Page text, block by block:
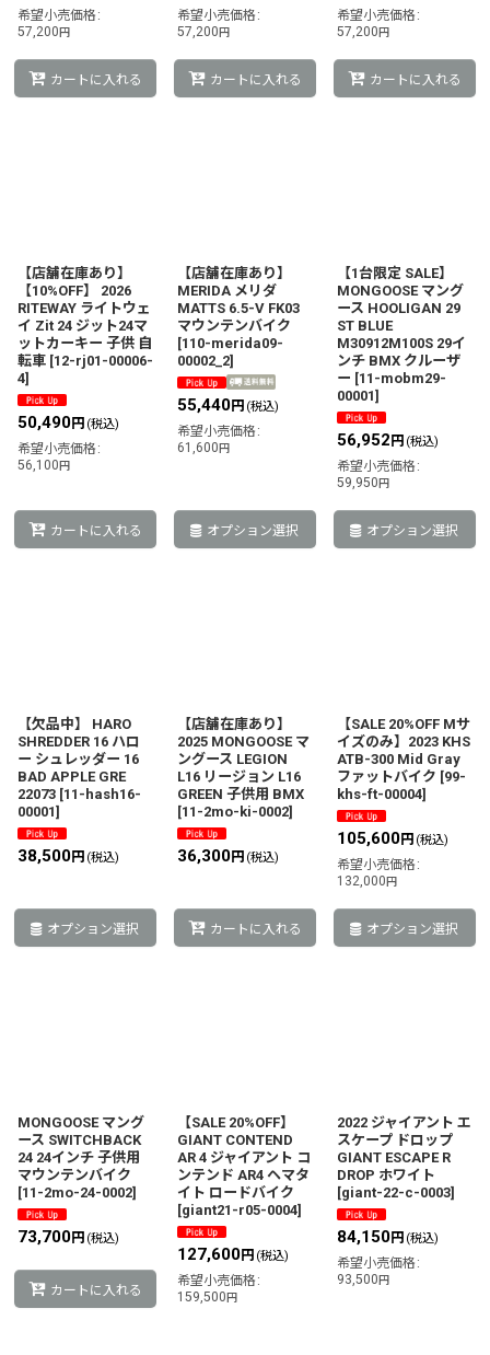
希望小売価格 :
57,200円
カートに入れる
希望小売価格 :
57,200円
カートに入れる
希望小売価格 :
57,200円
カートに入れる
【店舗在庫あり】
【10%OFF】 2026
RITEWAY ライトウェ
イ Zit 24 ジット24マ
ットカーキー 子供 自
転車 [12-rj01-00006-
4]
50,490円 (税込)
希望小売価格 :
56,100円
カートに入れる
【店舗在庫あり】
MERIDA メリダ
MATTS 6.5-V FK03
マウンテンバイク
[110-merida09-
00002_2]
55,440円 (税込)
希望小売価格 :
61,600円
オプション選択
【1台限定 SALE】
MONGOOSE マング
ース HOOLIGAN 29
ST BLUE
M30912M100S 29イ
ンチ BMX クルーザ
ー [11-mobm29-
00001]
56,952 円 (税込)
希望小売価格 :
59,950円
オプション選択
【欠品中】 HARO
SHREDDER 16 ハロ
ー シュレッダー 16
BAD APPLE GRE
22073 [11-hash16-
00001]
38,500円 (税込)
オプション選択
【店舗在庫あり】
2025 MONGOOSE マ
ングース LEGION
L16 リージョン L16
GREEN 子供用 BMX
[11-2mo-ki-0002]
36,300円 (税込)
カートに入れる
【SALE 20%OFF Mサ
イズのみ】2023 KHS
ATB-300 Mid Gray
ファットバイク [99-
khs-ft-00004]
105,600円 (税込)
希望小売価格 :
132,000円
オプション選択
MONGOOSE マング
ース SWITCHBACK
24 24インチ 子供用
マウンテンバイク
[11-2mo-24-0002]
73,700円 (税込)
カートに入れる
【SALE 20%OFF】
GIANT CONTEND
AR 4 ジャイアント コ
ンテンド AR4 ヘマタ
イト ロードバイク
[giant21-r05-0004]
127,600円 (税込)
希望小売価格 :
159,500円
2022 ジャイアント エ
スケープ ドロップ
GIANT ESCAPE R
DROP ホワイト
[giant-22-c-0003]
84,150円 (税込)
希望小売価格 :
93,500円